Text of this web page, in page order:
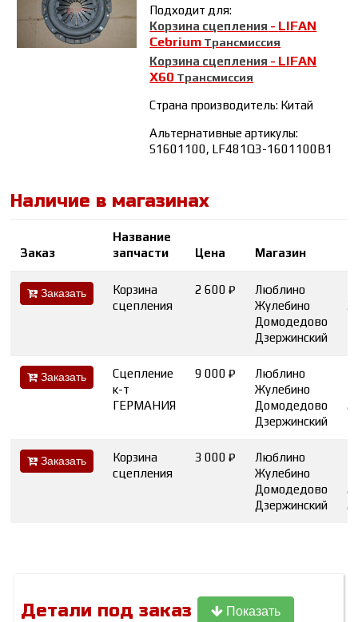
Подходит для:
Корзина сцепления - LIFAN
Cebrium Трансмиссия
Корзина сцепления - LIFAN
Х60 Трансмиссия
Страна производитель: Китай
Альтернативные артикулы:
S1601100, LF481Q3-1601100B1
Наличие в магазинах
Заказ
Название
запчасти
Цена Магазин
Заказать
Корзина
сцепления
2 600 ₽
Люблино
Жулебино
Домодедово
Дзержинский
Заказать
Сцепление
к-т
ГЕРМАНИЯ
9 000 ₽
Люблино
Жулебино
Домодедово
Дзержинский
2
Заказать
Корзина
сцепления
3 000 ₽
Люблино
Жулебино
Домодедово
Дзержинский
2
2
Детали под заказ Показать